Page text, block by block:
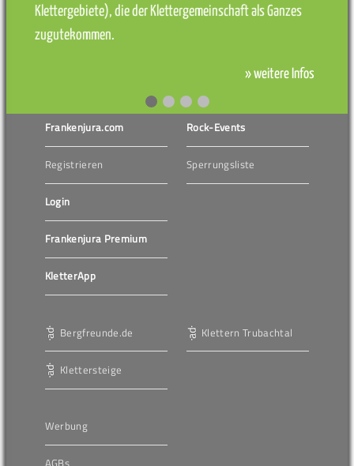
Klettergebiete), die der Klettergemeinschaft als Ganzes
zugutekommen.
» weitere Infos
Frankenjura.com
Registrieren
Login
Frankenjura Premium
KletterApp
Rock-Events
Sperrungsliste
Bergfreunde.de
Klettersteige
Klettern Trubachtal
Werbung
AGBs